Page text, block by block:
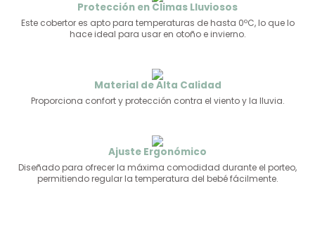
Protección en Climas Lluviosos
Este cobertor es apto para temperaturas de hasta 0ºC, lo que lo
hace ideal para usar en otoño e invierno.
Material de Alta Calidad
Proporciona confort y protección contra el viento y la lluvia.
Ajuste Ergonómico
Diseñado para ofrecer la máxima comodidad durante el porteo,
permitiendo regular la temperatura del bebé fácilmente.